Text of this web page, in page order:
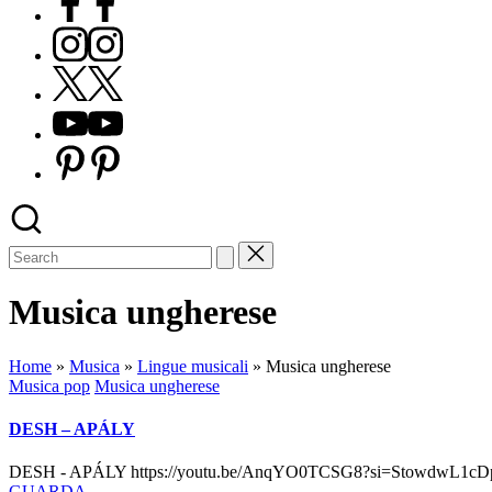
Instagram
X
Youtube
Pinterest
Musica ungherese
Home » Musica » Lingue musicali » Musica ungherese
Posted
Musica pop Musica ungherese
DESH – APÁLY
DESH - APÁLY https://youtu.be/